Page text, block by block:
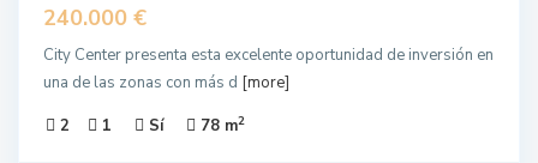
240.000 €
City Center presenta esta excelente oportunidad de inversión en
una de las zonas con más d [more]
2
1 Sí 78 m2